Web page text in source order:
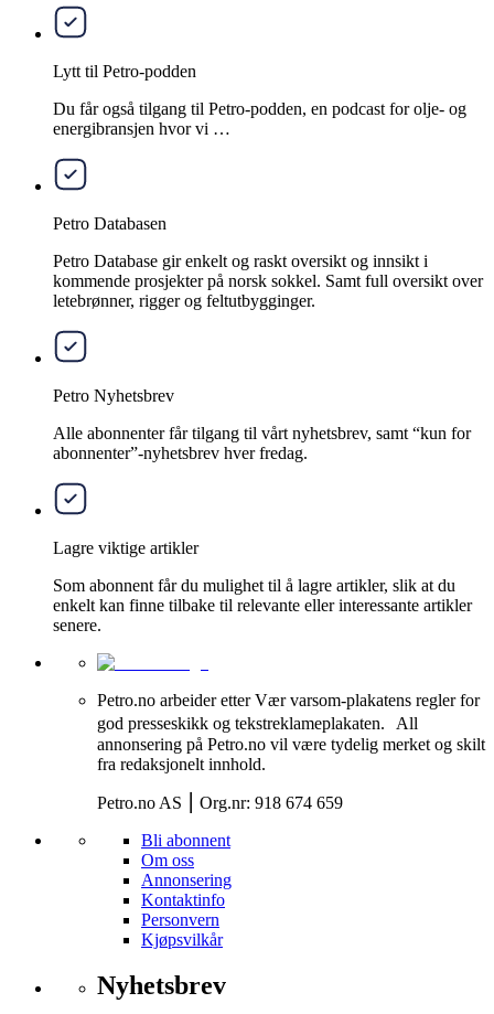
Lytt til Petro-podden
Du får også tilgang til Petro-podden, en podcast for olje- og
energibransjen hvor vi …
Petro Databasen
Petro Database gir enkelt og raskt oversikt og innsikt i
kommende prosjekter på norsk sokkel. Samt full oversikt over
letebrønner, rigger og feltutbygginger.
Petro Nyhetsbrev
Alle abonnenter får tilgang til vårt nyhetsbrev, samt “kun for
abonnenter”-nyhetsbrev hver fredag.
Lagre viktige artikler
Som abonnent får du mulighet til å lagre artikler, slik at du
enkelt kan finne tilbake til relevante eller interessante artikler
senere.
Petro.no arbeider etter Vær varsom-plakatens regler for
god presseskikk og tekstreklameplakaten. All
annonsering på Petro.no vil være tydelig merket og skilt
fra redaksjonelt innhold.
Petro.no AS ⎮ Org.nr: 918 674 659
Bli abonnent
Om oss
Annonsering
Kontaktinfo
Personvern
Kjøpsvilkår
Nyhetsbrev